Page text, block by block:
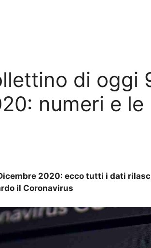
di oggi
numeri e le
2020: ecco tutti i dati
il Coronavirus